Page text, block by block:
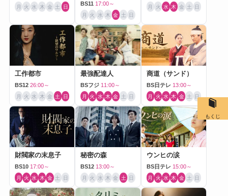
月 火 水 木 金 土 日 BS11 17:00～
月 火 水 木 金 土 日
月 火 水 木 金 土 日
工作都市
BS12 26:00～
月 火 水 木 金 土 日
最強配達人
BSフジ 11:00～
月 火 水 木 金 土 日
商道（サンド）
BS日テレ 13:00～
月 火 水 木 金 土 日
財閥家の末息子
BS10 17:00～
月 火 水 木 金 土 日
秘密の森
BS12 13:00～
月 火 水 木 金 土 日
ウンヒの涙
BS日テレ 15:00～
月 火 水 木 金 土 日
もくじ